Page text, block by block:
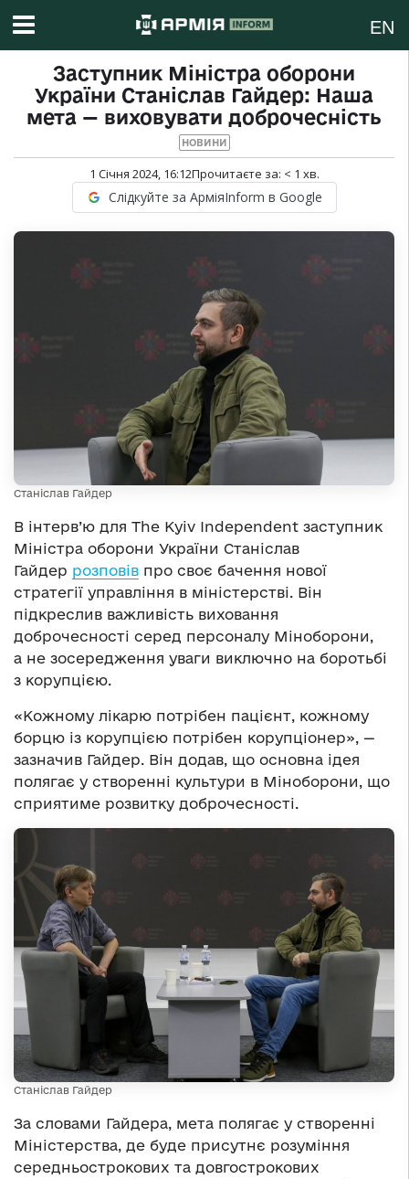
EN
Заступник Міністра оборони
України Станіслав Гайдер: Наша
мета — виховувати доброчесність
НОВИНИ
1 Січня 2024, 16:12Прочитаєте за: < 1 хв.
Слідкуйте за АрміяInform в Google
Станіслав Гайдер
В інтерв’ю для The Kyiv Independent заступник
Міністра оборони України Станіслав
Гайдер розповів про своє бачення нової
стратегії управління в міністерстві. Він
підкреслив важливість виховання
доброчесності серед персоналу Міноборони,
а не зосередження уваги виключно на боротьбі
з корупцією.
«Кожному лікарю потрібен пацієнт, кожному
борцю із корупцією потрібен корупціонер», —
зазначив Гайдер. Він додав, що основна ідея
полягає у створенні культури в Міноборони, що
сприятиме розвитку доброчесності.
Станіслав Гайдер
За словами Гайдера, мета полягає у створенні
Міністерства, де буде присутнє розуміння
середньострокових та довгострокових